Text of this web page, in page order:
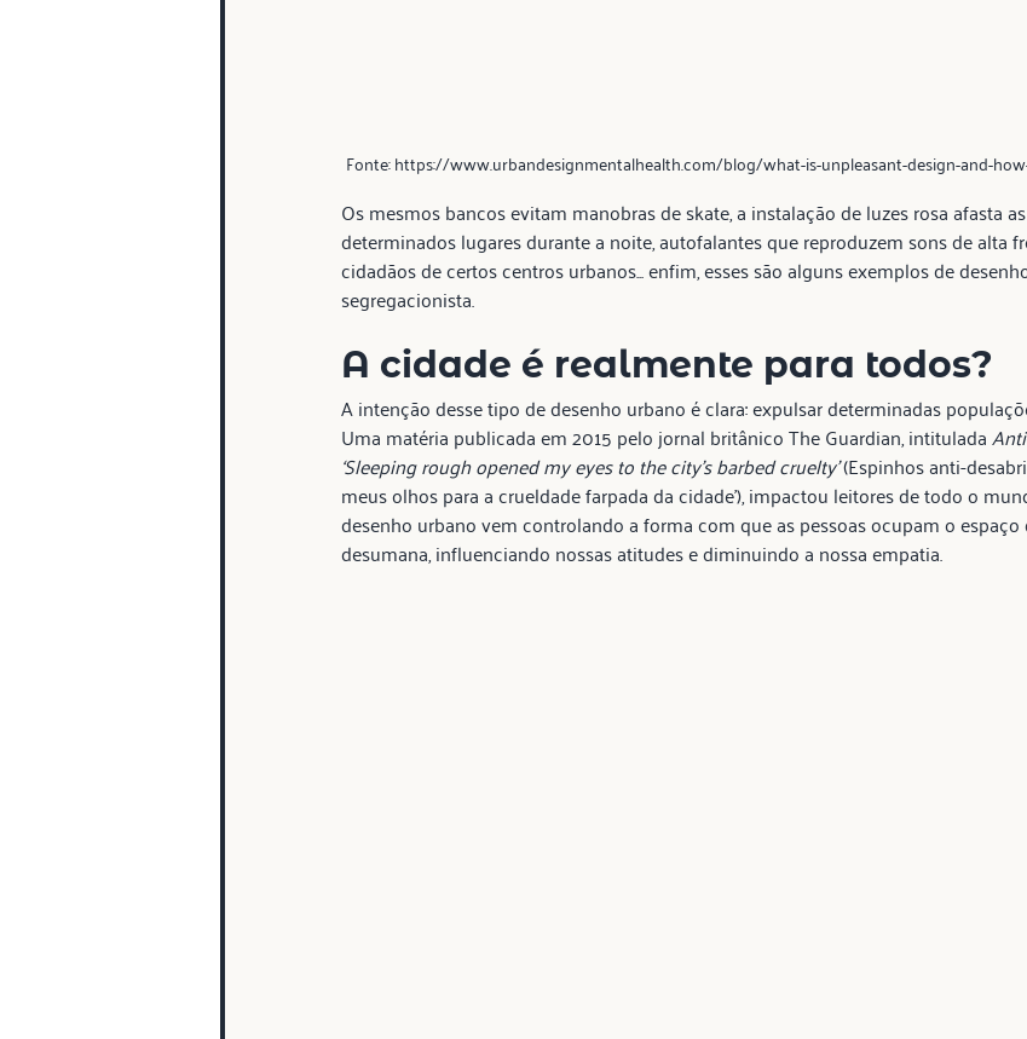
Fonte: https://www.urbandesignmentalhealth.com/blog/what-is-unpleasant-design-and-
Os mesmos bancos evitam manobras de skate, a instalação de luzes rosa afasta
determinados lugares durante a noite, autofalantes que reproduzem sons de alta
cidadãos de certos centros urbanos... enfim, esses são alguns exemplos de
segregacionista.
A cidade é realmente para todos?
A intenção desse tipo de desenho urbano é clara: expulsar determinadas
Uma matéria publicada em 2015 pelo jornal britânico The Guardian, intitulada
‘Sleeping rough opened my eyes to the city’s barbed cruelty’ (Espinhos anti-
meus olhos para a crueldade farpada da cidade’), impactou leitores de todo o
desenho urbano vem controlando a forma com que as pessoas ocupam o
desumana, influenciando nossas atitudes e diminuindo a nossa empatia.